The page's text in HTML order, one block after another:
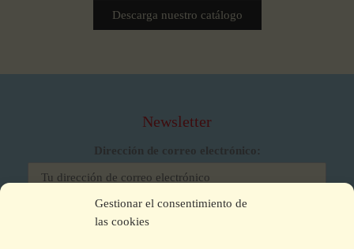
Gestionar el consentimiento de
las cookies
Descarga nuestro catálogo
Newsletter
Dirección de correo electrónico:
He leído y acepto los términos y condiciones